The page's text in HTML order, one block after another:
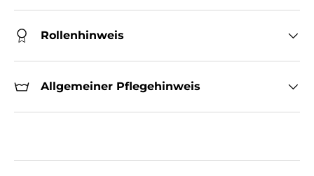
Rollenhinweis
Allgemeiner Pflegehinweis